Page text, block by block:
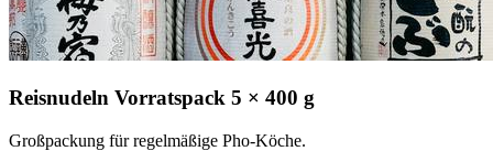
Reisnudeln Vorratspack 5 × 400 g
Großpackung für regelmäßige Pho-Köche.